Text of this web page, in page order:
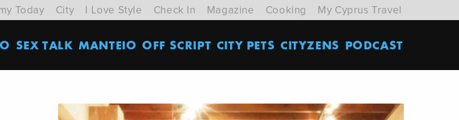
Today City I Love Style Check In Magazine Cooking My Cyprus Travel
SEX TALK ΜΑΝΤΕΙΟ OFF SCRIPT CITY PETS CITYZENS PODCAST